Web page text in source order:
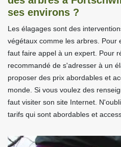
ses environs ?
Les élagages sont des
végétaux comme les arbres. Pour
faut faire appel à un expert. Pour
recommandé de s'adresser à un
proposer des prix abordables et
monde. Si vous voulez des
faut visiter son site Internet.
tarifs qui sont abordables et